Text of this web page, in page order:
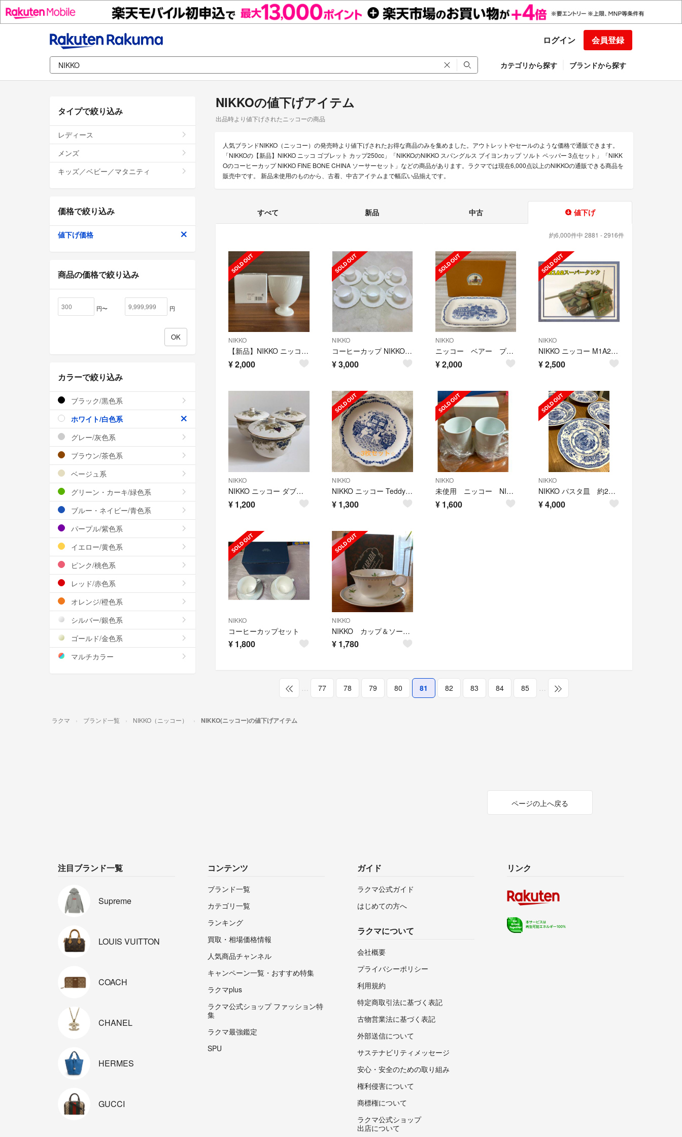
ログイン 会員登録
カテゴリから探す ブランドから探す
NIKKOの値下げアイテム
出品時より値下げされたニッコーの商品
人気ブランドNIKKO（ニッコー）の発売時より値下げされたお得な商品のみを集めました。アウトレットやセールのような価格で通販できます。
「NIKKOの【新品】NIKKO ニッコ ゴブレット カップ250cc」「NIKKOのNIKKO スパングルス ブイヨンカップ ソルト ペッパー 3点セット」「NIKK
Oのコーヒーカップ NIKKO FINE BONE CHINA ソーサーセット」などの商品があります。ラクマでは現在6,000点以上のNIKKOの通販できる商品を
販売中です。 新品未使用のものから、古着、中古アイテムまで幅広い品揃えです。
すべて 新品 中古 値下げ
約6,000件中 2881 - 2916件
NIKKO
【新品】NIKKO ニッコ ゴブレット カップ250cc
¥2,000
NIKKO
コーヒーカップ NIKKO FINE BONE CHINA ソーサーセット
¥3,000
NIKKO
ニッコー ベアー プレート サンドイッチトレイ ベア くま
¥2,000
NIKKO
NIKKO ニッコー M1A2 スーパータンク 戦車 ラジコン
¥2,500
NIKKO
NIKKO ニッコー ダブルフェニックス 湯呑 3客
¥ 1,200
NIKKO
NIKKO ニッコー Teddy's ケーキ皿 3枚セット
¥ 1,300
NIKKO
未使用 ニッコー NIKKO マグカップ 2個セット
¥ 1,600
NIKKO
NIKKO パスタ皿 約23cm 未使用品 5枚
¥4,000
NIKKO
コーヒーカップセット
¥ 1,800
NIKKO
NIKKO カップ＆ソーサー 1客
¥ 1,780
77 78 79 80 81 82 83 84 85
タイプで絞り込み
レディース
メンズ
キッズ／ベビー／マタニティ
価格で絞り込み
値下げ価格
商品の価格で絞り込み
円〜 円
カラーで絞り込み
ブラック/黒色系
ホワイト/白色系
グレー/灰色系
ブラウン/茶色系
ベージュ系
グリーン・カーキ/緑色系
ブルー・ネイビー/青色系
パープル/紫色系
イエロー/黄色系
ピンク/桃色系
レッド/赤色系
オレンジ/橙色系
シルバー/銀色系
ゴールド/金色系
マルチカラー
ラクマ ブランド一覧 NIKKO（ニッコー） NIKKO(ニッコー)の値下げアイテム
ページの上へ戻る
注目ブランド一覧
Supreme
LOUIS VUITTON
COACH
CHANEL
HERMES
GUCCI
コンテンツ
ブランド一覧
カテゴリ一覧
ランキング
買取・相場価格情報
人気商品チャンネル
キャンペーン一覧・おすすめ特集
ラクマplus
ラクマ公式ショップ ファッション特
集
ラクマ最強鑑定
SPU
ガイド
ラクマ公式ガイド
はじめての方へ
ラクマについて
会社概要
プライバシーポリシー
利用規約
特定商取引法に基づく表記
古物営業法に基づく表記
外部送信について
サステナビリティメッセージ
安心・安全のための取り組み
権利侵害について
商標権について
ラクマ公式ショップ
出店について
リンク